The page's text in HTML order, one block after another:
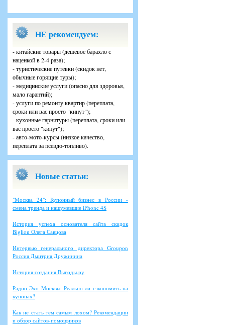
НЕ рекомендуем:
- китайские товары (дешевое барахло с
наценкой в 2-4 раза);
- туристические путевки (скидок нет,
обычные горящие туры);
- медицинские услуги (опасно для здоровья,
мало гарантий);
- услуги по ремонту квартир (переплата,
сроки или вас просто "кинут");
- кухонные гарнитуры (переплата, сроки или
вас просто "кинут");
- авто-мото-курсы (низкое качество,
переплата за псевдо-топливо).
Новые статьи:
"Москва 24": Купонный бизнес в России -
смена тренда и нашумевшие iPhone 4S
История успеха основателя сайта скидок
Biglion Олега Савцова
Интервью генерального директора Groupon
Россия Дмитрия Дружинина
История создания Выгоды.ру
Радио Эхо Москвы: Реально ли сэкономить на
купонах?
Как не стать тем самым лохом? Рекомендации
и обзор сайтов-помощников